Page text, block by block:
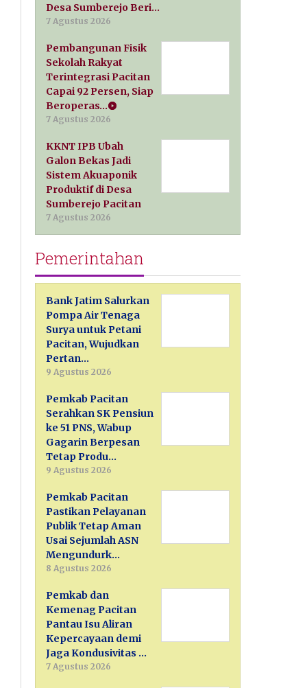
Desa Sumberejo Beri…
7 Agustus 2026
Pembangunan Fisik
Sekolah Rakyat
Terintegrasi Pacitan
Capai 92 Persen, Siap
Beroperas…
7 Agustus 2026
KKNT IPB Ubah
Galon Bekas Jadi
Sistem Akuaponik
Produktif di Desa
Sumberejo Pacitan
7 Agustus 2026
Pemerintahan
Bank Jatim Salurkan
Pompa Air Tenaga
Surya untuk Petani
Pacitan, Wujudkan
Pertan…
9 Agustus 2026
Pemkab Pacitan
Serahkan SK Pensiun
ke 51 PNS, Wabup
Gagarin Berpesan
Tetap Produ…
9 Agustus 2026
Pemkab Pacitan
Pastikan Pelayanan
Publik Tetap Aman
Usai Sejumlah ASN
Mengundurk…
8 Agustus 2026
Pemkab dan
Kemenag Pacitan
Pantau Isu Aliran
Kepercayaan demi
Jaga Kondusivitas …
7 Agustus 2026